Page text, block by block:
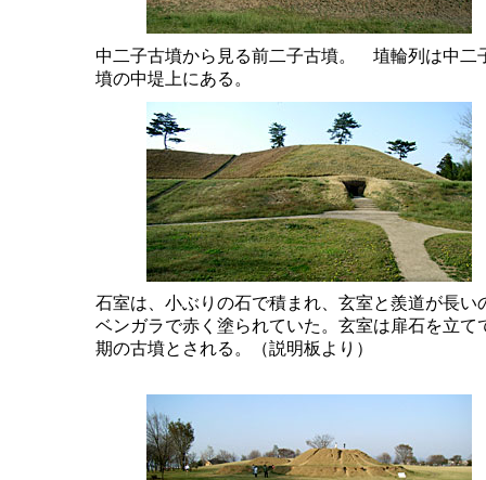
中二子古墳から見る前二子古墳。 埴輪列は中二
墳の中堤上にある。
石室は、小ぶりの石で積まれ、玄室と羨道が長
ベンガラで赤く塗られていた。玄室は扉石を立
期の古墳とされる。（説明板より）